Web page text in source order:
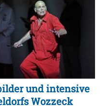
und intensive
Wozzeck